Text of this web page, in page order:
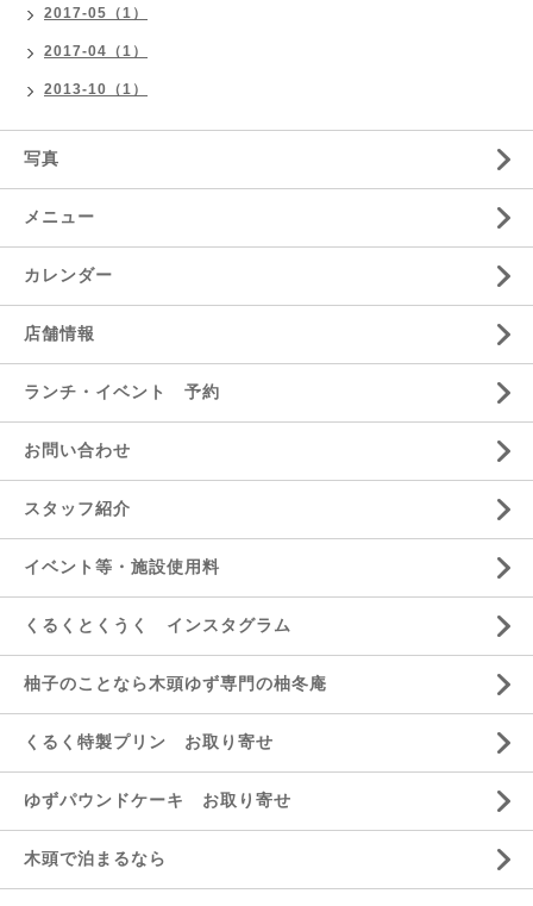
2017-05（1）
2017-04（1）
2013-10（1）
写真
メニュー
カレンダー
店舗情報
ランチ・イベント 予約
お問い合わせ
スタッフ紹介
イベント等・施設使用料
くるくとくうく インスタグラム
柚子のことなら木頭ゆず専門の柚冬庵
くるく特製プリン お取り寄せ
ゆずパウンドケーキ お取り寄せ
木頭で泊まるなら